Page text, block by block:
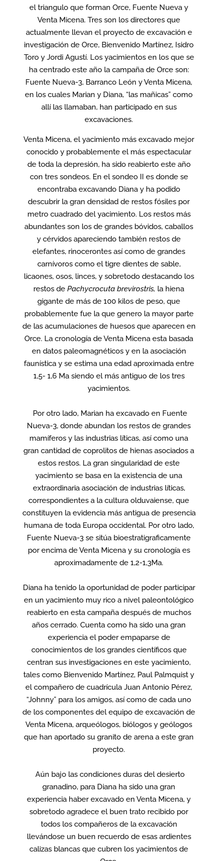
el triangulo que forman Orce, Fuente Nueva y
Venta Micena. Tres son los directores que
actualmente llevan el proyecto de excavación e
investigación de Orce, Bienvenido Martínez, Isidro
Toro y Jordi Agustí. Los yacimientos en los que se
ha centrado este año la campaña de Orce son:
Fuente Nueva-3, Barranco León y Venta Micena,
en los cuales Marian y Diana, “las mañicas” como
allí las llamaban, han participado en sus
excavaciones.
Venta Micena, el yacimiento más excavado mejor
conocido y probablemente el más espectacular
de toda la depresión, ha sido reabierto este año
con tres sondeos. En el sondeo II es donde se
encontraba excavando Diana y ha podido
descubrir la gran densidad de restos fósiles por
metro cuadrado del yacimiento. Los restos más
abundantes son los de grandes bóvidos, caballos
y cérvidos apareciendo también restos de
elefantes, rinocerontes así como de grandes
carnívoros como el tigre dientes de sable,
licaones, osos, linces, y sobretodo destacando los
restos dePachycrocuta brevirostris, la hiena
gigante de más de 100 kilos de peso, que
probablemente fue la que genero la mayor parte
de las acumulaciones de huesos que aparecen en
Orce. La cronología de Venta Micena esta basada
en datos paleomagnéticos y en la asociación
faunística y se estima una edad aproximada entre
1,5- 1,6 Ma siendo el más antiguo de los tres
yacimientos.
Por otro lado, Marian ha excavado en Fuente
Nueva-3, donde abundan los restos de grandes
mamíferos y las industrias líticas, así como una
gran cantidad de coprolitos de hienas asociados a
estos restos. La gran singularidad de este
yacimiento se basa en la existencia de una
extraordinaria asociación de industrias líticas,
correspondientes a la cultura olduvaiense, que
constituyen la evidencia más antigua de presencia
humana de toda Europa occidental. Por otro lado,
Fuente Nueva-3 se sitúa bioestratigraficamente
por encima de Venta Micena y su cronología es
aproximadamente de 1,2-1,3Ma.
Diana ha tenido la oportunidad de poder participar
en un yacimiento muy rico a nivel paleontológico
reabierto en esta campaña después de muchos
años cerrado. Cuenta como ha sido una gran
experiencia el poder empaparse de
conocimientos de los grandes científicos que
centran sus investigaciones en este yacimiento,
tales como Bienvenido Martínez, Paul Palmquist y
el compañero de cuadrícula Juan Antonio Pérez,
“Johnny” para los amigos, así como de cada uno
de los componentes del equipo de excavación de
Venta Micena, arqueólogos, biólogos y geólogos
que han aportado su granito de arena a este gran
proyecto.
Aún bajo las condiciones duras del desierto
granadino, para Diana ha sido una gran
experiencia haber excavado en Venta Micena, y
sobretodo agradece el buen trato recibido por
todos los compañeros de la excavación
llevándose un buen recuerdo de esas ardientes
calizas blancas que cubren los yacimientos de